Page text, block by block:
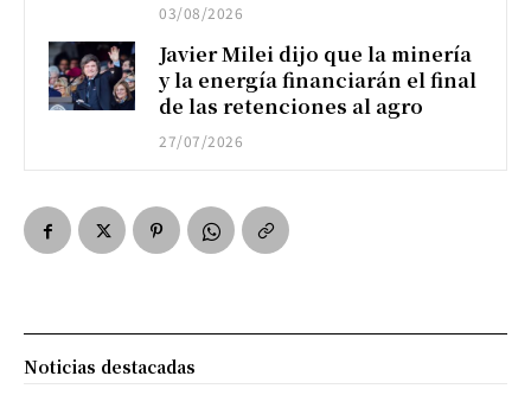
03/08/2026
Javier Milei dijo que la minería
y la energía financiarán el final
de las retenciones al agro
27/07/2026
Noticias destacadas